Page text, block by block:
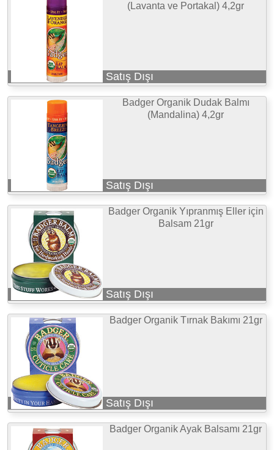
(Lavanta ve Portakal) 4,2gr
Satış Dışı
Badger Organik Dudak Balmı
(Mandalina) 4,2gr
Satış Dışı
Badger Organik Yıpranmış Eller için
Balsam 21gr
Satış Dışı
Badger Organik Tırnak Bakımı 21gr
Satış Dışı
Badger Organik Ayak Balsamı 21gr